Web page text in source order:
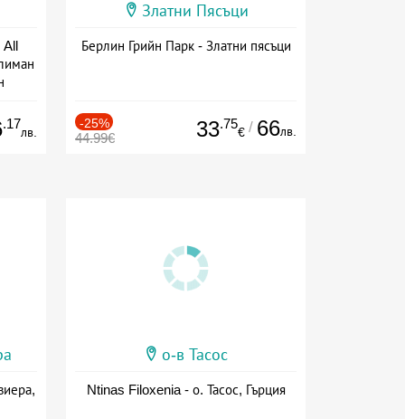
All
.17
лв.
Златни Пясъци
Берлин Грийн Парк - Златни пясъци
-25%
44.99€ 33.75
€ / 66лв.
о-в Тасос
Ntinas Filoxenia - о. Тасос, Гърция